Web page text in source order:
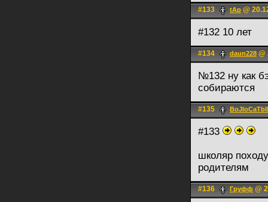
#133 tAp @
#132 10 лет
#134 daun228 @
№132 ну как
собираются
#135
#133
школяр
родителям
#136 Груфф @